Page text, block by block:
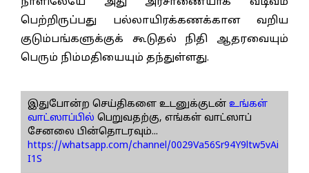
பெற்றிருப்பது பல்லாயிரக்கணக்கான வறிய
குடும்பங்களுக்குக் கூடுதல் நிதி ஆதரவையும்
பெரும் நிம்மதியையும் தந்துள்ளது.
இதுபோன்ற செய்திகளை உடனுக்குடன் உங்கள்
வாட்ஸாப்பில் பெறுவதற்கு, எங்கள் வாட்ஸாப்
சேனலை பின்தொடரவும்...
https://whatsapp.com/channel/0029Va56Sr94Y9ltw5vAi
I1S